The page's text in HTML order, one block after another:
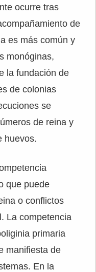
ocurre tras
de
es más común y
monóginas,
la fundación de
de colonias
se
de reina y
huevos.
que puede
o conflictos
La competencia
primaria
manifiesta de
En la